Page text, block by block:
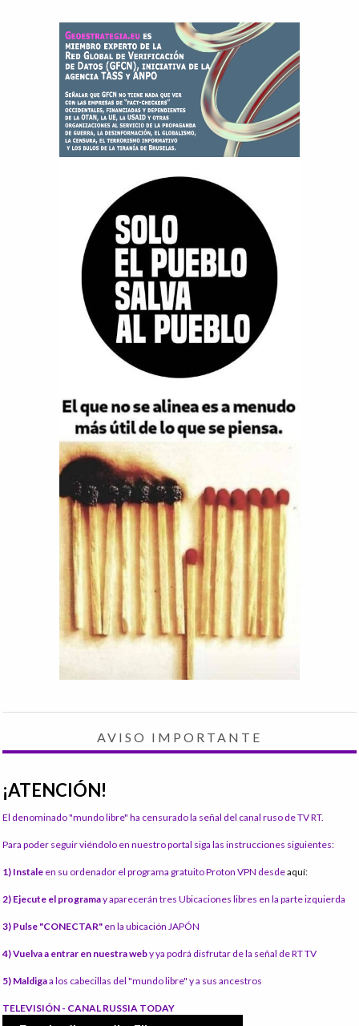
AVISO IMPORTANTE
¡ATENCIÓN!
El denominado "mundo libre" ha censurado la señal del canal ruso de TV RT.
Para poder seguir viéndolo en nuestro portal siga las instrucciones siguientes:
1) Instale en su ordenador el programa gratuito Proton VPN desdeaquí:
2) Ejecute el programay aparecerán tres Ubicaciones libres en la parte izquierda
3) Pulse "CONECTAR" en la ubicación JAPÓN
4) Vuelva a entrar en nuestra weby ya podrá disfrutar de la señal de RT TV
5) Maldigaa los cabecillas del "mundo libre" y a sus ancestros
TELEVISIÓN - CANAL RUSSIA TODAY